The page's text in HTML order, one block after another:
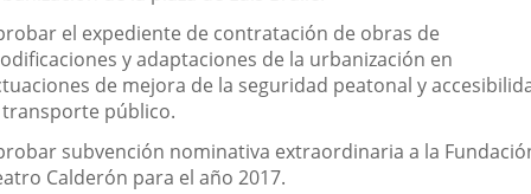
el expediente de contratación de obras de
y adaptaciones de la urbanización en
de mejora de la seguridad peatonal y
público.
subvención nominativa extraordinaria a la
Calderón para el año 2017.